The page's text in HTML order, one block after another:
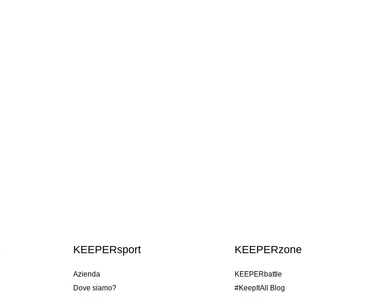
KEEPERsport
Azienda
Dove siamo?
KEEPERzone
KEEPERbattle
#KeepItAll Blog